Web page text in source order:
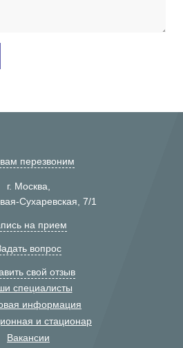
перезвоним
г. Москва,
Сухаревская, 7/1
на прием
вопрос
свой отзыв
специалисты
информация
и стационар
Вакансии